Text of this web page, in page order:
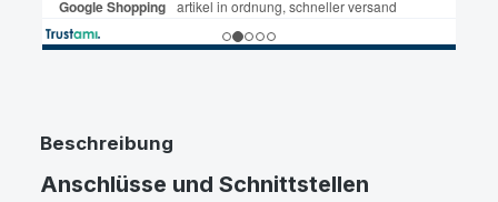
Beschreibung
Anschlüsse und Schnittstellen